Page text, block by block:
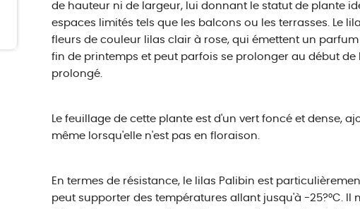
de hauteur ni de largeur, lui donnant le statut de plante
espaces limités tels que les balcons ou les terrasses. Le
fleurs de couleur lilas clair à rose, qui émettent un
fin de printemps et peut parfois se prolonger au début de
prolongé.
Le feuillage de cette plante est d'un vert foncé et dense,
même lorsqu'elle n'est pas en floraison.
En termes de résistance, le lilas Palibin est
peut supporter des températures allant jusqu'à -25?°C.